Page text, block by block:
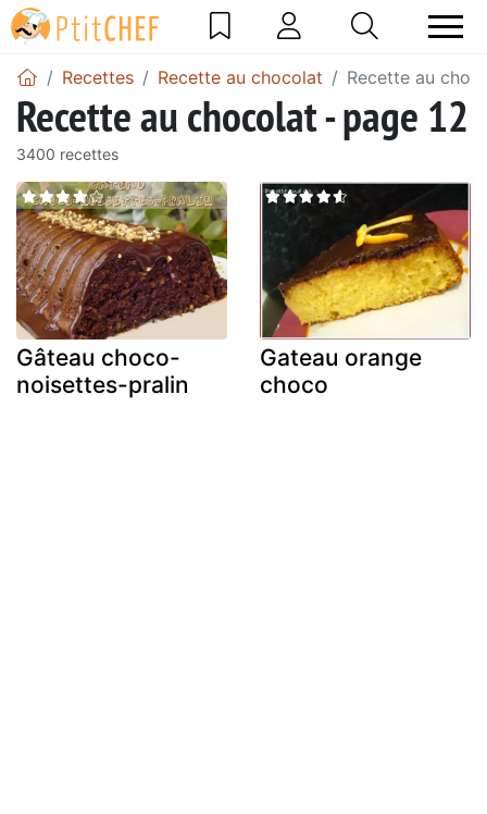
Recettes Recette au chocolat Recette au
Recette au chocolat - page 12
3400 recettes
Gâteau choco-
noisettes-pralin
Gateau orange
choco